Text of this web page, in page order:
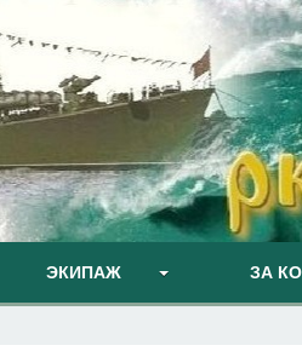
ЭКИПАЖ ЗА